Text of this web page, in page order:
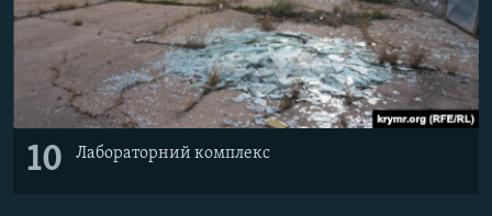
10 Лабораторний комплекс